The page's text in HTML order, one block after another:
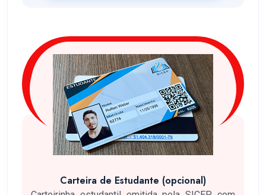
Carteira de Estudante (opcional)